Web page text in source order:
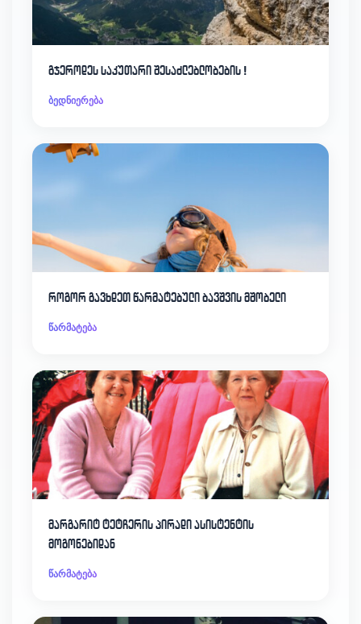
გჯეროდეს საკუთარი შესაძლებლობების !
ბედნიერება
როგორ გავხდეთ წარმატებული ბავშვის მშობელი
წარმატება
მარგარიტ ტეტჩერის პირადი ასისტენტის
მოგონებიდან
წარმატება